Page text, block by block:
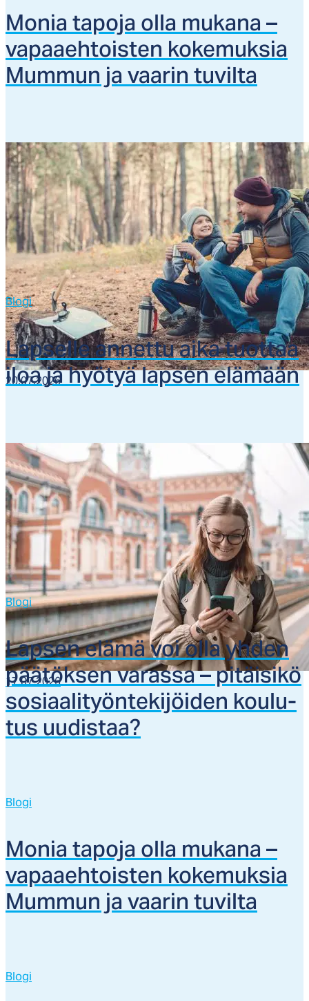
Mo­nia ta­po­ja ol­la mu­ka­na –
va­paaeh­tois­ten ko­ke­muk­sia
Mum­mun ja vaa­rin tu­vil­ta
20.07.2026
Blogi
Lap­sel­le an­net­tu ai­ka tuot­taa
iloa ja hyö­tyä lap­sen elä­mään
17.07.2026
Blogi
Lap­sen elä­mä voi ol­la yh­den
pää­tök­sen va­ras­sa – pi­täi­si­kö
so­siaa­li­työn­te­ki­jöi­den kou­lu­
tus uu­dis­taa?
Blogi
Mo­nia ta­po­ja ol­la mu­ka­na –
va­paaeh­tois­ten ko­ke­muk­sia
Mum­mun ja vaa­rin tu­vil­ta
Blogi